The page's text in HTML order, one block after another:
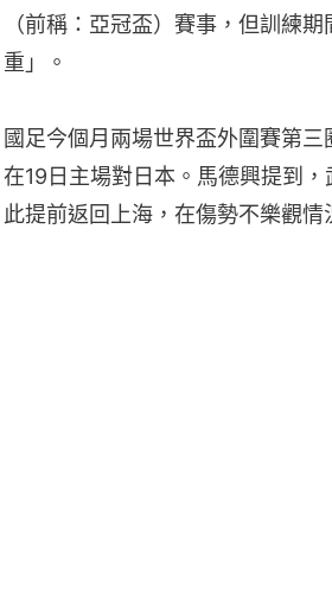
（前稱：亞冠盃）賽事，但訓練
重」。
國足今個月兩場世界盃外圍賽第
在19日主場對日本。馬德興提到
此提前返回上海，在傷勢不樂觀情